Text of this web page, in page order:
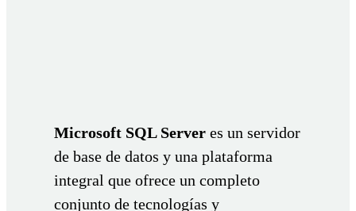
Microsoft SQL Server es un servidor
de base de datos y una plataforma
integral que ofrece un completo
conjunto de tecnologías y